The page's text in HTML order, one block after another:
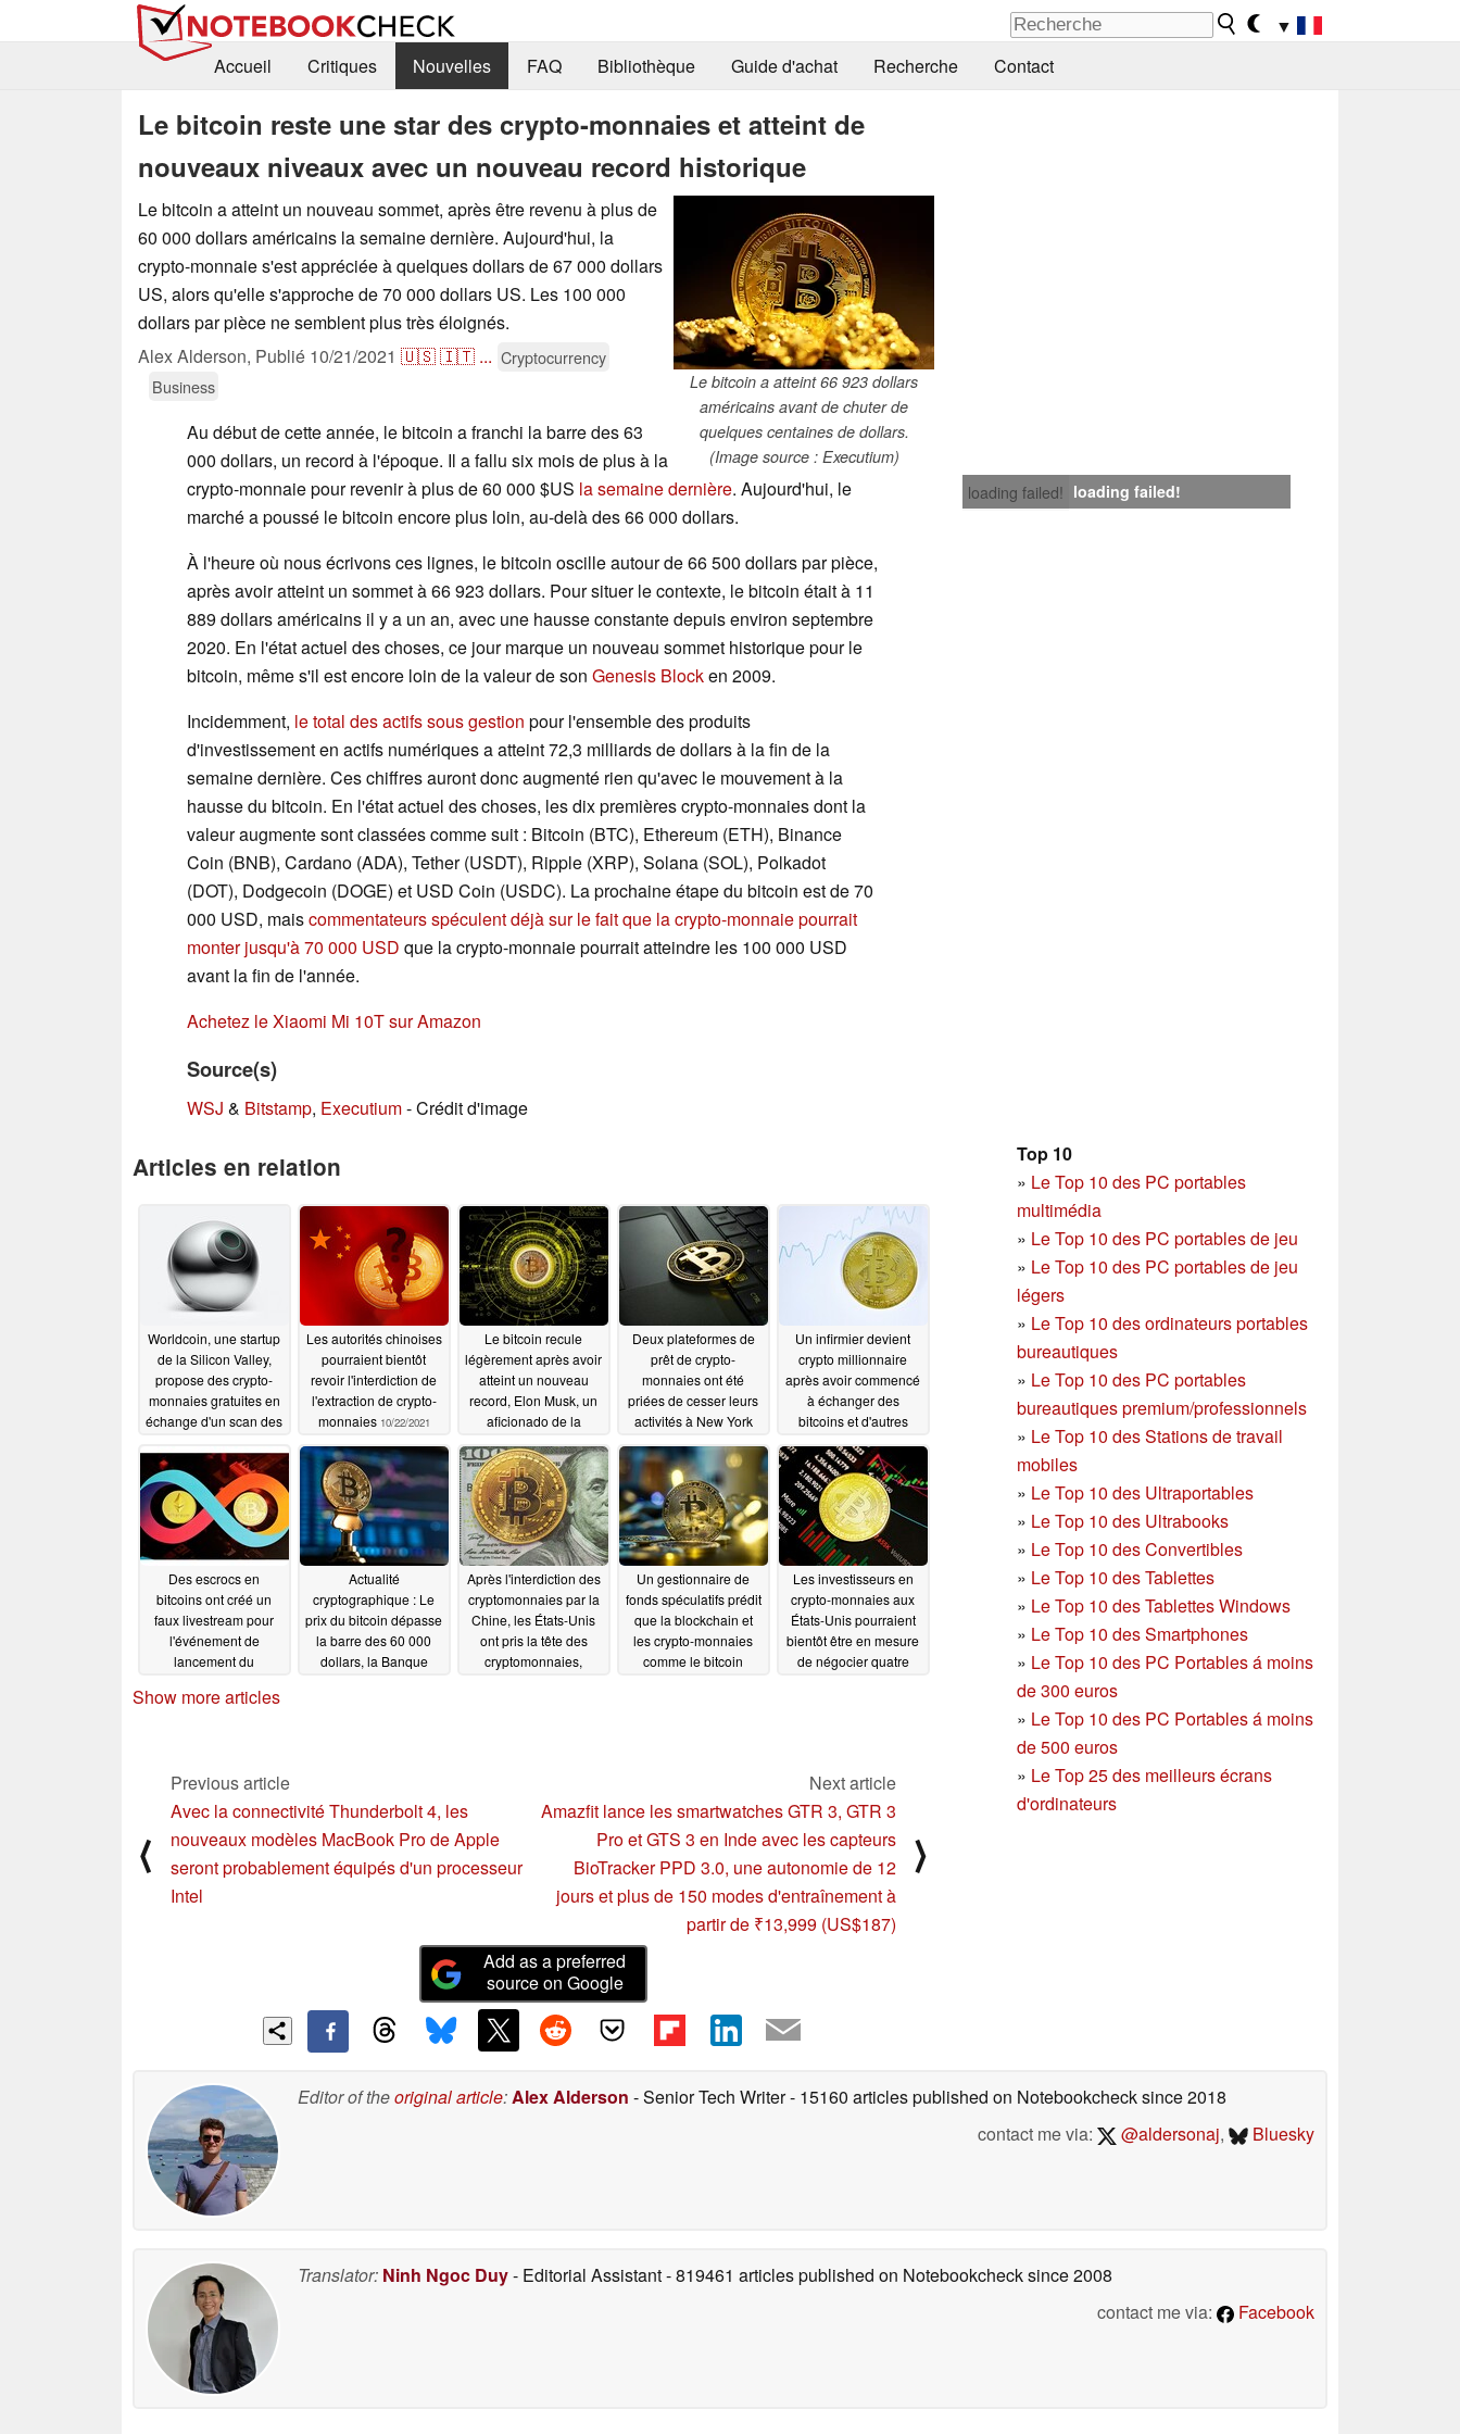
▼
Accueil
Critiques Nouvelles FAQ Bibliothèque Guide d'achat Recherche Contact
Le bitcoin reste une star des crypto-monnaies et atteint de
nouveaux niveaux avec un nouveau record historique
Le bitcoin a atteint 66 923 dollars
américains avant de chuter de
quelques centaines de dollars.
(Image source : Executium)
Le bitcoin a atteint un nouveau sommet, après être revenu à plus de
60 000 dollars américains la semaine dernière. Aujourd'hui, la
crypto-monnaie s'est appréciée à quelques dollars de 67 000 dollars
US, alors qu'elle s'approche de 70 000 dollars US. Les 100 000
dollars par pièce ne semblent plus très éloignés.
Alex Alderson, Publié 10/21/2021 🇺🇸🇮🇹 ... Cryptocurrency
Business
loading failed! loading failed!
Au début de cette année, le bitcoin a franchi la barre des 63
000 dollars, un record à l'époque. Il a fallu six mois de plus à la
crypto-monnaie pour revenir à plus de 60 000 $US la semaine dernière. Aujourd'hui, le
marché a poussé le bitcoin encore plus loin, au-delà des 66 000 dollars.
À l'heure où nous écrivons ces lignes, le bitcoin oscille autour de 66 500 dollars par pièce,
après avoir atteint un sommet à 66 923 dollars. Pour situer le contexte, le bitcoin était à 11
889 dollars américains il y a un an, avec une hausse constante depuis environ septembre
2020. En l'état actuel des choses, ce jour marque un nouveau sommet historique pour le
bitcoin, même s'il est encore loin de la valeur de son Genesis Blocken 2009.
Incidemment, le total des actifs sous gestion pour l'ensemble des produits
d'investissement en actifs numériques a atteint 72,3 milliards de dollars à la fin de la
semaine dernière. Ces chiffres auront donc augmenté rien qu'avec le mouvement à la
hausse du bitcoin. En l'état actuel des choses, les dix premières crypto-monnaies dont la
valeur augmente sont classées comme suit : Bitcoin (BTC), Ethereum (ETH), Binance
Coin (BNB), Cardano (ADA), Tether (USDT), Ripple (XRP), Solana (SOL), Polkadot
(DOT), Dodgecoin (DOGE) et USD Coin (USDC). La prochaine étape du bitcoin est de 70
000 USD, maiscommentateurs spéculent déjà sur le fait que la crypto-monnaie pourrait
monter jusqu'à 70 000 USD que la crypto-monnaie pourrait atteindre les 100 000 USD
avant la fin de l'année.
Achetez le Xiaomi Mi 10T sur Amazon
Source(s)
WSJ & Bitstamp, Executium- Crédit d'image
Top 10
» Le Top 10 des PC portables
multimédia
» Le Top 10 des PC portables de jeu
» Le Top 10 des PC portables de jeu
légers
» Le Top 10 des ordinateurs portables
bureautiques
» Le Top 10 des PC portables
bureautiques premium/professionnels
» Le Top 10 des Stations de travail
mobiles
» Le Top 10 des Ultraportables
» Le Top 10 des Ultrabooks
» Le Top 10 des Convertibles
» Le Top 10 des Tablettes
» Le Top 10 des Tablettes Windows
» Le Top 10 des Smartphones
» Le Top 10 des PC Portables á moins
de 300 euros
» Le Top 10 des PC Portables á moins
de 500 euros
» Le Top 25 des meilleurs écrans
d'ordinateurs
Articles en relation
Worldcoin, une startup
de la Silicon Valley,
propose des crypto-
monnaies gratuites en
échange d'un scan des
Les autorités chinoises
pourraient bientôt
revoir l'interdiction de
l'extraction de crypto-
monnaies 10/22/2021
Le bitcoin recule
légèrement après avoir
atteint un nouveau
record, Elon Musk, un
aficionado de la
une photo montrant le
prix du bitcoin à 69 000
dollars10/22/2021
Deux plateformes de
prêt de crypto-
monnaies ont été
priées de cesser leurs
activités à New York
10/21/2021
Un infirmier devient
crypto millionnaire
après avoir commencé
à échanger des
bitcoins et d'autres
pendant ses pauses
déjeuner10/21/2021
Des escrocs en
bitcoins ont créé un
faux livestream pour
l'événement de
lancement du
Apple et ont recueilli
Actualité
cryptographique : Le
prix du bitcoin dépasse
la barre des 60 000
dollars, la Banque
Après l'interdiction des
cryptomonnaies par la
Chine, les États-Unis
ont pris la tête des
cryptomonnaies,
Un gestionnaire de
fonds spéculatifs prédit
que la blockchain et
les crypto-monnaies
comme le bitcoin
Les investisseurs en
crypto-monnaies aux
États-Unis pourraient
bientôt être en mesure
de négocier quatre
Show more articles
⟨
Previous article
Avec la connectivité Thunderbolt 4, les
nouveaux modèles MacBook Pro de Apple
seront probablement équipés d'un processeur
Intel
Next article
Amazfit lance les smartwatches GTR 3, GTR 3
Pro et GTS 3 en Inde avec les capteurs
BioTracker PPD 3.0, une autonomie de 12
jours et plus de 150 modes d'entraînement à
partir de ₹13,999 (US$187)
⟩
Add as a preferred
source on Google
Editor of theoriginal article:Alex Alderson - Senior Tech Writer- 15160 articles published on Notebookchecksince 2018
contact me via:
@aldersonaj, Bluesky
Translator: Ninh Ngoc Duy- Editorial Assistant- 819461 articles published on Notebookchecksince 2008
contact me via:
Facebook